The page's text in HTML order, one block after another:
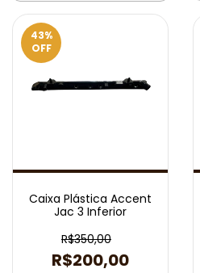
43%
OFF
Caixa Plástica Accent
Jac 3 Inferior
R$350,00
R$200,00